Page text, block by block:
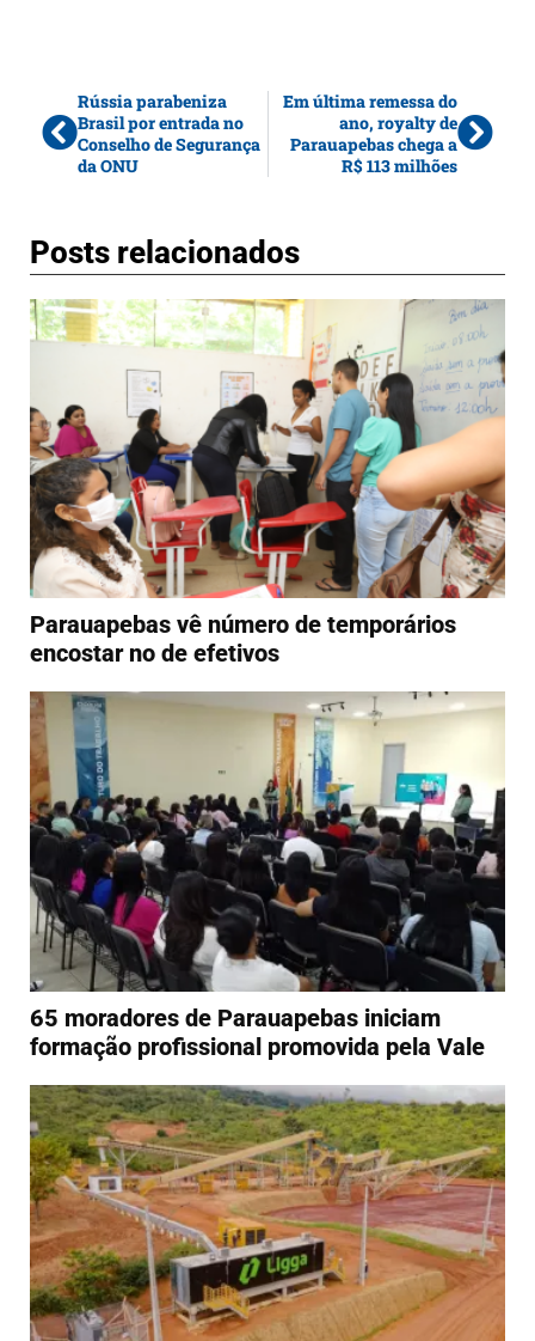
Rússia parabeniza
Brasil por entrada no
Conselho de Segurança
da ONU
Em última remessa do
ano, royalty de
Parauapebas chega a
R$ 113 milhões
Posts relacionados
Parauapebas vê número de temporários
encostar no de efetivos
65 moradores de Parauapebas iniciam
formação profissional promovida pela Vale